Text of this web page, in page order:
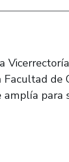
Facultad de
amplía para